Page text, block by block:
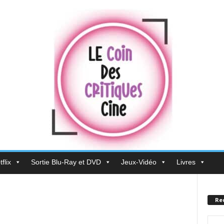
Sortie Blu-Ray et DVD Jeux-Vidéo Livres